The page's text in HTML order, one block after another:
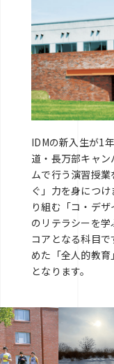
IDMの新入生が1
道・長万部キャ
ムで行う演習授
ぐ」力を身につ
り組む「コ・デ
のリテラシーを
コアとなる科目
めた「全人的教
となります。